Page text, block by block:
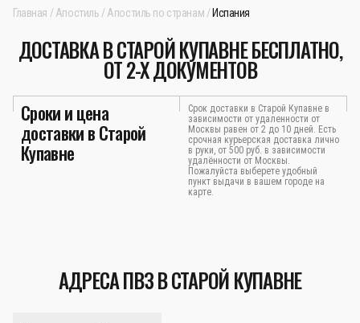
Главная Апостиль Апостиль по странам Испания
ДОСТАВКА В СТАРОЙ КУПАВНЕ БЕСПЛАТНО,
ОТ 2-Х ДОКУМЕНТОВ
Сроки и цена
доставки в Старой
Купавне
Срок доставки в Старой Купавне в
зависимости от удаленности от
Москвы равен от 2 до 10 дней. Есть
срочная курьерская доставка лично
в руки, от 500 руб. в зависимости
удалённости от Москвы.
Пожалуйста выберете удобный
пункт выдачи в вашем городе на
карте.
АДРЕСА ПВЗ В СТАРОЙ КУПАВНЕ